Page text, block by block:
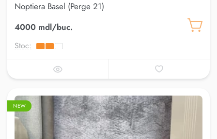
Noptiera Basel (Perge 21)
4000 mdl/buc.
Stoc:
NEW